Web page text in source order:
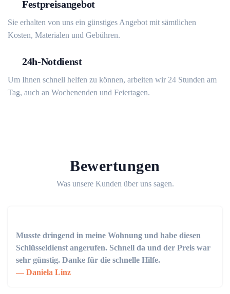
Festpreisangebot
Sie erhalten von uns ein günstiges Angebot mit sämtlichen
Kosten, Materialen und Gebühren.
24h-Notdienst
Um Ihnen schnell helfen zu können, arbeiten wir 24 Stunden am
Tag, auch an Wochenenden und Feiertagen.
Bewertungen
Was unsere Kunden über uns sagen.
Musste dringend in meine Wohnung und habe diesen
Schlüsseldienst angerufen. Schnell da und der Preis war
sehr günstig. Danke für die schnelle Hilfe.
Daniela Linz